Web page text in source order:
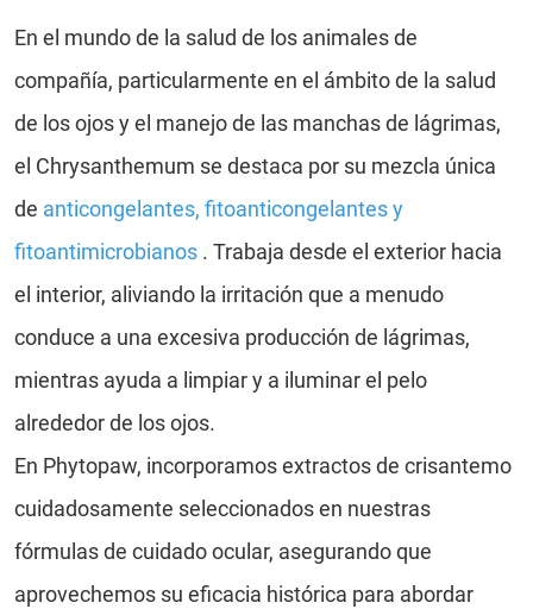
En el mundo de la salud de los animales de
compañía, particularmente en el ámbito de la salud
de los ojos y el manejo de las manchas de lágrimas,
el Chrysanthemum se destaca por su mezcla única
de anticongelantes, fitoanticongelantes y
fitoantimicrobianos . Trabaja desde el exterior hacia
el interior, aliviando la irritación que a menudo
conduce a una excesiva producción de lágrimas,
mientras ayuda a limpiar y a iluminar el pelo
alrededor de los ojos.
En Phytopaw, incorporamos extractos de crisantemo
cuidadosamente seleccionados en nuestras
fórmulas de cuidado ocular, asegurando que
aprovechemos su eficacia histórica para abordar